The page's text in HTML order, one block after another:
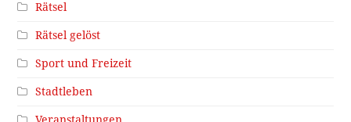
Rätsel
Rätsel gelöst
Sport und Freizeit
Stadtleben